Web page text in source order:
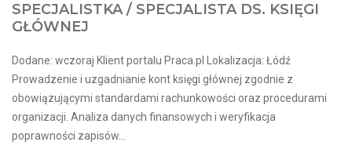
SPECJALISTKA / SPECJALISTA DS. KSIĘGI
GŁÓWNEJ
Dodane: wczoraj Klient portalu Praca.pl Lokalizacja: Łódź
Prowadzenie i uzgadnianie kont księgi głównej zgodnie z
obowiązującymi standardami rachunkowości oraz procedurami
organizacji. Analiza danych finansowych i weryfikacja
poprawności zapisów...